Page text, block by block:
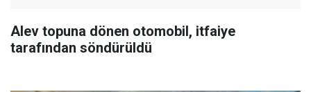
Alev topuna dönen otomobil, itfaiye
tarafından söndürüldü